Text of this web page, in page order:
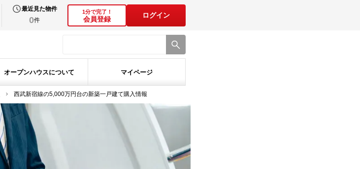
最近見た物件
0件
1分で完了！
会員登録
ログイン
オープンハウスについて マイページ
西武新宿線の5,000万円台の新築一戸建て購入情報